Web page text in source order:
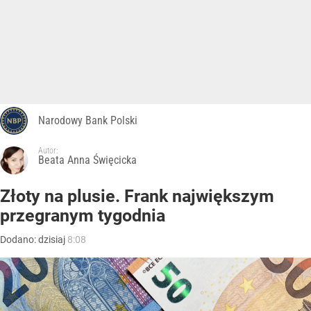
Narodowy Bank Polski
Autor:
Beata Anna Święcicka
Złoty na plusie. Frank największym
przegranym tygodnia
Dodano:dzisiaj 8:08